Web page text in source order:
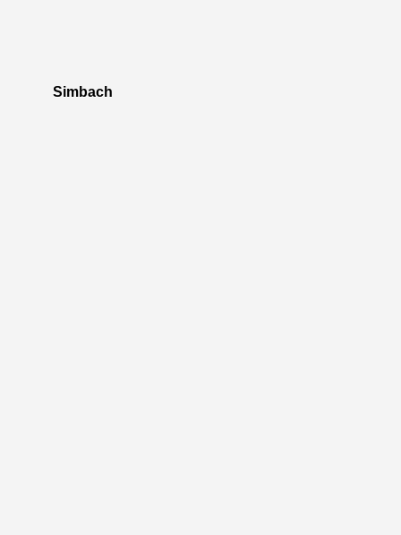
Simbach